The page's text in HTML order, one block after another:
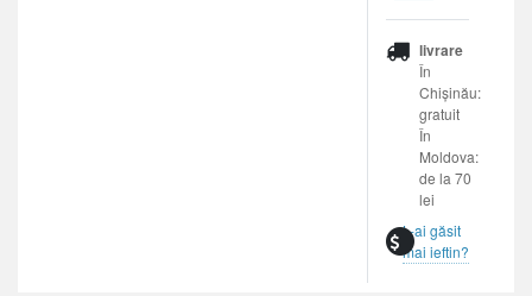
livrare
În
Chișinău:
gratuit
În
Moldova:
de la 70
lei
L-ai găsit
mai ieftin?